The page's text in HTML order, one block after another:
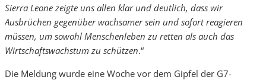
Sierra Leone zeigte uns allen klar und deutlich, dass wir
Ausbrüchen gegenüber wachsamer sein und sofort reagieren
müssen, um sowohl Menschenleben zu retten als auch das
Wirtschaftswachstum zu schützen.“
Die Meldung wurde eine Woche vor dem Gipfel der G7-